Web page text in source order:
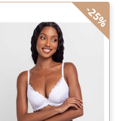
-25%